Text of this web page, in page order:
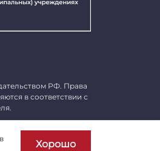
РФ. Права
в соответствии с
соглашение
Хорошо